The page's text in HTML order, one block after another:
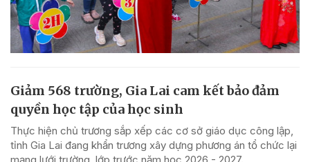
Giảm 568 trường, Gia Lai cam kết bảo đảm
quyền học tập của học sinh
Thực hiện chủ trương sắp xếp các cơ sở giáo dục công lập,
tỉnh Gia Lai đang khẩn trương xây dựng phương án tổ chức lại